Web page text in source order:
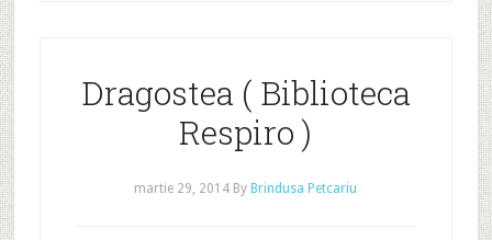
Dragostea ( Biblioteca
Respiro )
martie 29, 2014 By Brindusa Petcariu